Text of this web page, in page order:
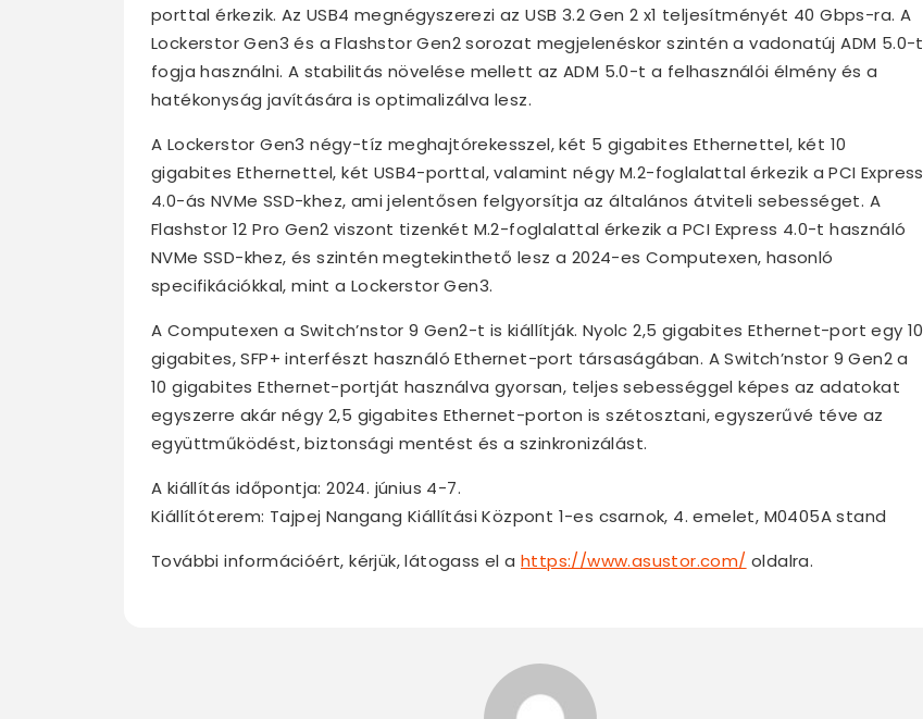
porttal érkezik. Az USB4 megnégyszerezi az USB 3.2 Gen 2 x1 teljesítményét 40 Gbps-ra. A
Lockerstor Gen3 és a Flashstor Gen2 sorozat megjelenéskor szintén a vadonatúj ADM 5.0-t
fogja használni. A stabilitás növelése mellett az ADM 5.0-t a felhasználói élmény és a
hatékonyság javítására is optimalizálva lesz.
A Lockerstor Gen3 négy-tíz meghajtórekesszel, két 5 gigabites Ethernettel, két 10
gigabites Ethernettel, két USB4-porttal, valamint négy M.2-foglalattal érkezik a PCI Express
4.0-ás NVMe SSD-khez, ami jelentősen felgyorsítja az általános átviteli sebességet. A
Flashstor 12 Pro Gen2 viszont tizenkét M.2-foglalattal érkezik a PCI Express 4.0-t használó
NVMe SSD-khez, és szintén megtekinthető lesz a 2024-es Computexen, hasonló
specifikációkkal, mint a Lockerstor Gen3.
A Computexen a Switch’nstor 9 Gen2-t is kiállítják. Nyolc 2,5 gigabites Ethernet-port egy 10
gigabites, SFP+ interfészt használó Ethernet-port társaságában. A Switch’nstor 9 Gen2 a
10 gigabites Ethernet-portját használva gyorsan, teljes sebességgel képes az adatokat
egyszerre akár négy 2,5 gigabites Ethernet-porton is szétosztani, egyszerűvé téve az
együttműködést, biztonsági mentést és a szinkronizálást.
A kiállítás időpontja: 2024. június 4-7.
Kiállítóterem: Tajpej Nangang Kiállítási Központ 1-es csarnok, 4. emelet, M0405A stand
További információért, kérjük, látogass el a https://www.asustor.com/ oldalra.